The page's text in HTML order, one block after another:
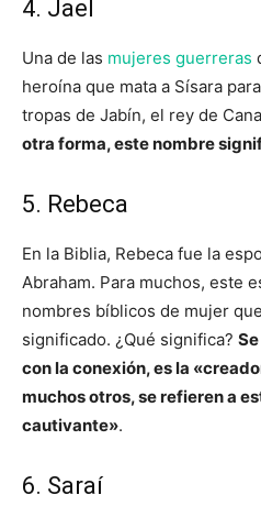
4. Jael
Una de las mujeres guerreras
heroína que mata a Sísara
tropas de Jabín, el rey de
otra forma, este nombre
5. Rebeca
En la Biblia, Rebeca fue la
Abraham. Para muchos, este
nombres bíblicos de mujer
significado. ¿Qué significa?
con la conexión, es la
muchos otros, se refieren a
cautivante».
6. Saraí